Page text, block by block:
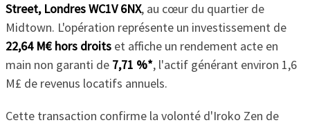
Street, Londres WC1V 6NX, au cœur du quartier de
Midtown. L'opération représente un investissement de
22,64 M€ hors droitset affiche un rendement acte en
main non garanti de7,71 %*, l'actif générant environ 1,6
M£ de revenus locatifs annuels.
Cette transaction confirme la volonté d'Iroko Zen de